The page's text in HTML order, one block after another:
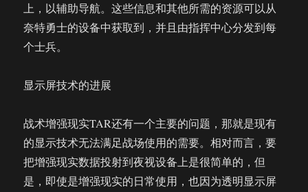
上，以辅助导航。这些信息和其他所需的资源可以从
奈特勇士的设备中获取到，并且由指挥中心分发到每
个士兵。
显示屏技术的进展
战术增强现实TAR还有一个主要的问题，那就是现有
的显示技术无法满足战场使用的需要。相对而言，要
把增强现实数据投射到夜视设备上是很简单的，但
是，即使是增强现实的日常使用，也因为透明显示屏